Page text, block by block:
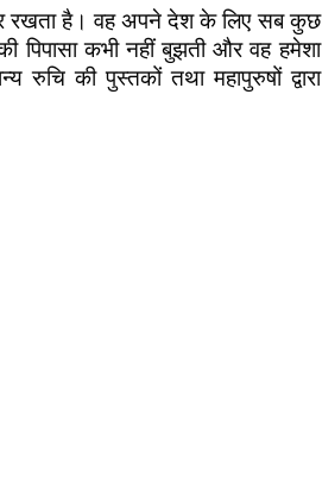
रखता है। वह अपने देश के लिए सब कुछ
पिपासा कभी नहीं बुझती और वह हमेशा
रुचि की पुस्तकों तथा महापुरुषों द्वारा